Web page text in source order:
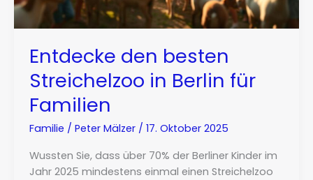
Entdecke den besten
Streichelzoo in Berlin für
Familien
Familie / Peter Mälzer / 17. Oktober 2025
Wussten Sie, dass über 70% der Berliner Kinder im
Jahr 2025 mindestens einmal einen Streichelzoo